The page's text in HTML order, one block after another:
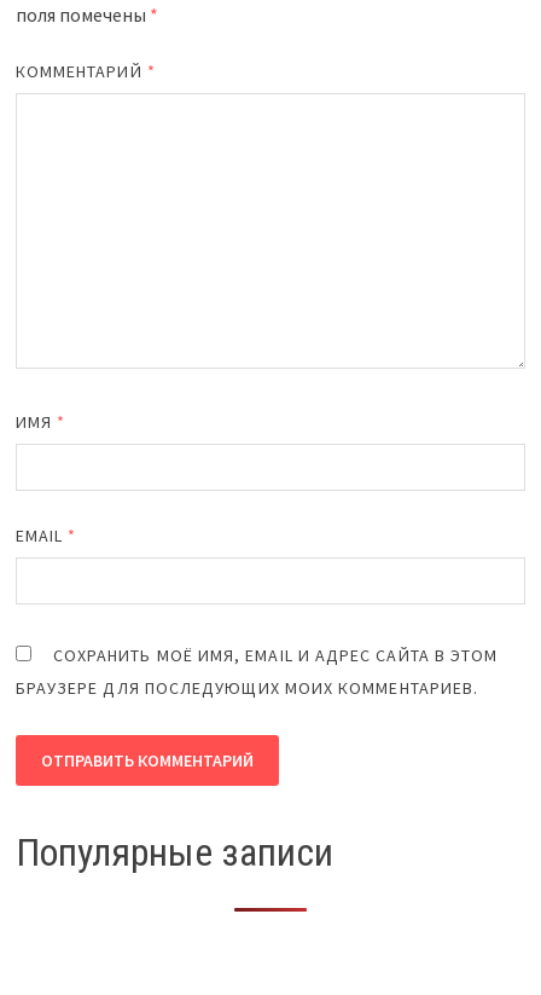
поля помечены *
КОММЕНТАРИЙ *
ИМЯ *
EMAIL *
СОХРАНИТЬ МОЁ ИМЯ, EMAIL И АДРЕС САЙТА В ЭТОМ
БРАУЗЕРЕ ДЛЯ ПОСЛЕДУЮЩИХ МОИХ КОММЕНТАРИЕВ.
Популярные записи